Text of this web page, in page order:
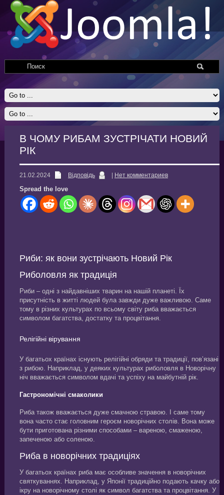
В ЧОМУ РИБАМ ЗУСТРІЧАТИ НОВИЙ
РІК
21.02.2024 Відповідь Нет комментариев
Spread the love
Риби: як вони зустрічають Новий Рік
Риболовля як традиція
Риби – одні з найдавніших тварин на нашій планеті. Їх
присутність в житті людей була завжди дуже важливою. Саме
тому в різних культурах по всьому світу риба вважається
символом багатства, достатку та процвітання.
Релігійні вірування
У багатьох країнах існують релігійні обряди та традиції, пов’язані
з рибою. Наприклад, у деяких культурах риболовля в Новорічну
ніч вважається символом вдачі та успіху на майбутній рік.
Гастрономічні смаколики
Риба також вважається дуже смачною стравою. І саме тому
вона часто стає головним героєм новорічних столів. Вона може
бути приготована різними способами – вареною, смаженою,
запеченою або соленою.
Риба в новорічних традиціях
У багатьох країнах риба має особливе значення в новорічних
святкуваннях. Наприклад, у Японії традиційно подають качку або
ікру на новорічному столі як символ багатства та процвітання. У